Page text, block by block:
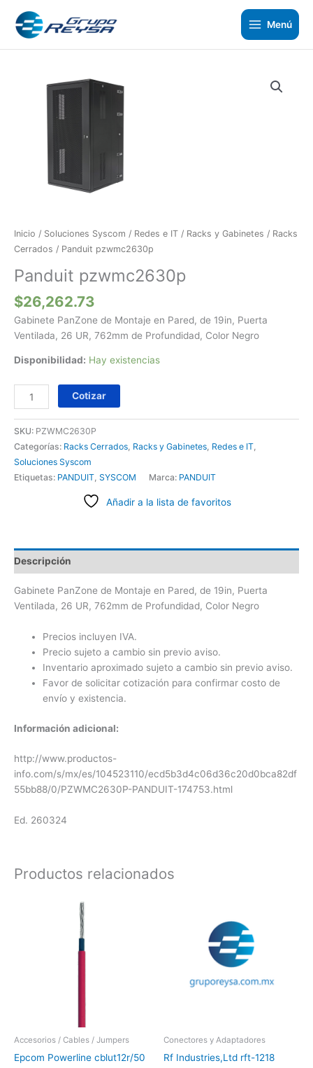
contenido
Menú
Inicio / Soluciones Syscom / Redes e IT / Racks y Gabinetes / Racks
Cerrados / Panduit pzwmc2630p
Panduit pzwmc2630p
$26,262.73
Gabinete PanZone de Montaje en Pared, de 19in, Puerta
Ventilada, 26 UR, 762mm de Profundidad, Color Negro
Disponibilidad: Hay existencias
pzwmc2630p
Cotizar
SKU: PZWMC2630P
Categorías: Racks Cerrados, Racks y Gabinetes, Redes e IT,
Soluciones Syscom
Etiquetas: PANDUIT, SYSCOM Marca: PANDUIT
Añadir a la lista de favoritos
Descripción
Gabinete PanZone de Montaje en Pared, de 19in, Puerta
Ventilada, 26 UR, 762mm de Profundidad, Color Negro
Precios incluyen IVA.
Precio sujeto a cambio sin previo aviso.
Inventario aproximado sujeto a cambio sin previo aviso.
Favor de solicitar cotización para confirmar costo de
envío y existencia.
Información adicional:
http://www.productos-
info.com/s/mx/es/104523110/ecd5b3d4c06d36c20d0bca82df
55bb88/0/PZWMC2630P-PANDUIT-174753.html
Ed. 260324
Productos relacionados
Accesorios / Cables / Jumpers
Epcom Powerline cblut12r/50
Conectores y Adaptadores
Rf Industries,Ltd rft-1218